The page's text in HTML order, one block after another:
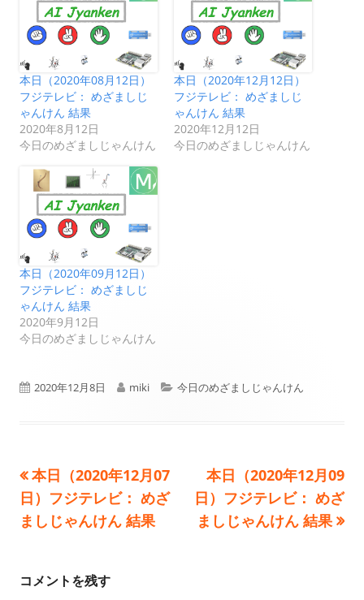
本日（2020年08月12日）
フジテレビ： めざましじ
ゃんけん 結果
2020年8月12日
今日のめざましじゃんけん
本日（2020年12月12日）
フジテレビ： めざましじ
ゃんけん 結果
2020年12月12日
今日のめざましじゃんけん
本日（2020年09月12日）
フジテレビ： めざましじ
ゃんけん 結果
2020年9月12日
今日のめざましじゃんけん
公
2020年12月8日
作
miki
カ
今日のめざましじゃんけん
投
稿
ビ
前
の
記
本日（2020年12月07
日）フジテレビ： めざ
ましじゃんけん 結果
次
の
記
本日（2020年12月09
日）フジテレビ： めざ
ましじゃんけん 結果
コメントを残す